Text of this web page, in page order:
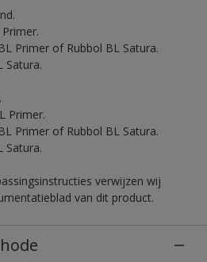
Primer of Rubbol BL Satura.
Satura.
Primer.
Primer of Rubbol BL Satura.
Satura.
verwijzen wij
van dit product.